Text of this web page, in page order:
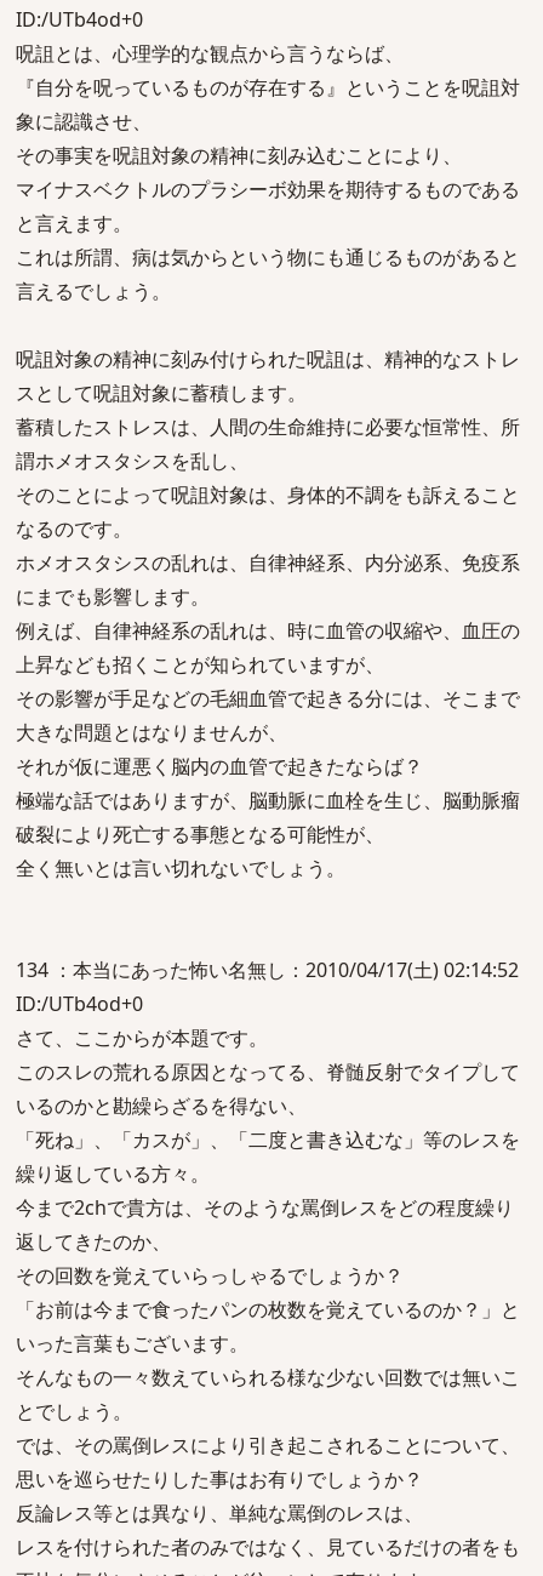
ID:/UTb4od+0
呪詛とは、心理学的な観点から言うならば、
『自分を呪っているものが存在する』ということを呪詛対
象に認識させ、
その事実を呪詛対象の精神に刻み込むことにより、
マイナスベクトルのプラシーボ効果を期待するものである
と言えます。
これは所謂、病は気からという物にも通じるものがあると
言えるでしょう。
呪詛対象の精神に刻み付けられた呪詛は、精神的なストレ
スとして呪詛対象に蓄積します。
蓄積したストレスは、人間の生命維持に必要な恒常性、所
謂ホメオスタシスを乱し、
そのことによって呪詛対象は、身体的不調をも訴えること
なるのです。
ホメオスタシスの乱れは、自律神経系、内分泌系、免疫系
にまでも影響します。
例えば、自律神経系の乱れは、時に血管の収縮や、血圧の
上昇なども招くことが知られていますが、
その影響が手足などの毛細血管で起きる分には、そこまで
大きな問題とはなりませんが、
それが仮に運悪く脳内の血管で起きたならば？
極端な話ではありますが、脳動脈に血栓を生じ、脳動脈瘤
破裂により死亡する事態となる可能性が、
全く無いとは言い切れないでしょう。
134 ：本当にあった怖い名無し：2010/04/17(土) 02:14:52
ID:/UTb4od+0
さて、ここからが本題です。
このスレの荒れる原因となってる、脊髄反射でタイプして
いるのかと勘繰らざるを得ない、
「死ね」、「カスが」、「二度と書き込むな」等のレスを
繰り返している方々。
今まで2chで貴方は、そのような罵倒レスをどの程度繰り
返してきたのか、
その回数を覚えていらっしゃるでしょうか？
「お前は今まで食ったパンの枚数を覚えているのか？」と
いった言葉もございます。
そんなもの一々数えていられる様な少ない回数では無いこ
とでしょう。
では、その罵倒レスにより引き起こされることについて、
思いを巡らせたりした事はお有りでしょうか？
反論レス等とは異なり、単純な罵倒のレスは、
レスを付けられた者のみではなく、見ているだけの者をも